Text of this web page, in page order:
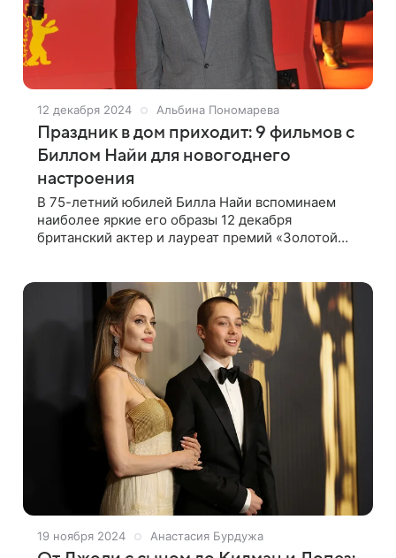
12 декабря 2024 Альбина Пономарева
Праздник в дом приходит: 9 фильмов с
Биллом Найи для новогоднего
настроения
В 75-летний юбилей Билла Найи вспоминаем
наиболее яркие его образы 12 декабря
британский актер и лауреат премий «Золотой
В преддверии
19 ноября 2024 Анастасия Бурдужа